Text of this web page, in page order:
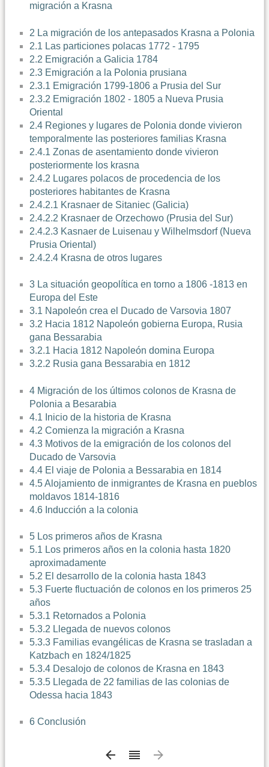
migración a Krasna
2 La migración de los antepasados Krasna a Polonia
2.1 Las particiones polacas 1772 - 1795
2.2 Emigración a Galicia 1784
2.3 Emigración a la Polonia prusiana
2.3.1 Emigración 1799-1806 a Prusia del Sur
2.3.2 Emigración 1802 - 1805 a Nueva Prusia
Oriental
2.4 Regiones y lugares de Polonia donde vivieron
temporalmente las posteriores familias Krasna
2.4.1 Zonas de asentamiento donde vivieron
posteriormente los krasna
2.4.2 Lugares polacos de procedencia de los
posteriores habitantes de Krasna
2.4.2.1 Krasnaer de Sitaniec (Galicia)
2.4.2.2 Krasnaer de Orzechowo (Prusia del Sur)
2.4.2.3 Kasnaer de Luisenau y Wilhelmsdorf (Nueva
Prusia Oriental)
2.4.2.4 Krasna de otros lugares
3 La situación geopolítica en torno a 1806 -1813 en
Europa del Este
3.1 Napoleón crea el Ducado de Varsovia 1807
3.2 Hacia 1812 Napoleón gobierna Europa, Rusia
gana Bessarabia
3.2.1 Hacia 1812 Napoleón domina Europa
3.2.2 Rusia gana Bessarabia en 1812
4 Migración de los últimos colonos de Krasna de
Polonia a Besarabia
4.1 Inicio de la historia de Krasna
4.2 Comienza la migración a Krasna
4.3 Motivos de la emigración de los colonos del
Ducado de Varsovia
4.4 El viaje de Polonia a Bessarabia en 1814
4.5 Alojamiento de inmigrantes de Krasna en pueblos
moldavos 1814-1816
4.6 Inducción a la colonia
5 Los primeros años de Krasna
5.1 Los primeros años en la colonia hasta 1820
aproximadamente
5.2 El desarrollo de la colonia hasta 1843
5.3 Fuerte fluctuación de colonos en los primeros 25
años
5.3.1 Retornados a Polonia
5.3.2 Llegada de nuevos colonos
5.3.3 Familias evangélicas de Krasna se trasladan a
Katzbach en 1824/1825
5.3.4 Desalojo de colonos de Krasna en 1843
5.3.5 Llegada de 22 familias de las colonias de
Odessa hacia 1843
6 Conclusión